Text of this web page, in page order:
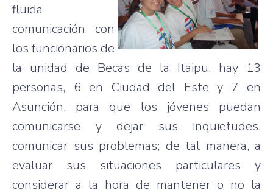
fluida
comunicación con
los funcionarios de
la unidad de Becas de la Itaipu, hay 13
personas, 6 en Ciudad del Este y 7 en
Asunción, para que los jóvenes puedan
comunicarse y dejar sus inquietudes,
comunicar sus problemas; de tal manera, a
evaluar sus situaciones particulares y
considerar a la hora de mantener o no la